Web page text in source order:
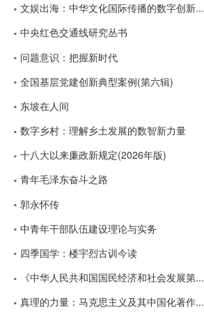
文娱出海：中华文化国际传播的数字创新...
中央红色交通线研究丛书
问题意识：把握新时代
全国基层党建创新典型案例(第六辑)
东坡在人间
数字乡村：理解乡土发展的数智新力量
十八大以来廉政新规定(2026年版)
青年毛泽东奋斗之路
郭永怀传
中青年干部队伍建设理论与实务
四季国学：楼宇烈古训今读
《中华人民共和国国民经济和社会发展第...
真理的力量：马克思主义及其中国化著作...